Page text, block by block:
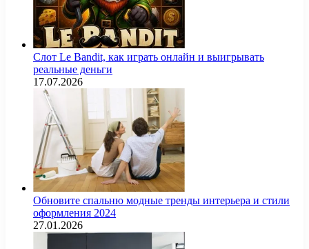
Слот Le Bandit, как играть онлайн и выигрывать
реальные деньги
17.07.2026
Обновите спальню модные тренды интерьера и стили
оформления 2024
27.01.2026